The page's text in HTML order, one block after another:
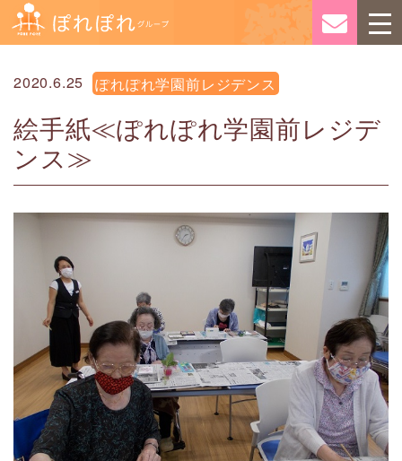
2020.6.25 ぽれぽれ学園前レジデンス
絵手紙≪ぽれぽれ学園前レジデ
ンス≫